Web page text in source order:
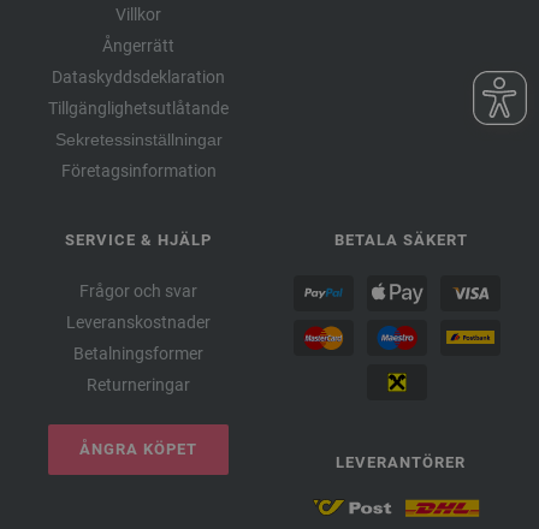
Villkor
Ångerrätt
Dataskyddsdeklaration
Tillgänglighetsutlåtande
Sekretessinställningar
Företagsinformation
SERVICE & HJÄLP
Frågor och svar
Leveranskostnader
Betalningsformer
Returneringar
ÅNGRA KÖPET
BETALA SÄKERT
LEVERANTÖRER